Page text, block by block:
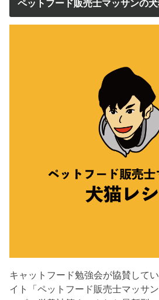
ペットフード販売士マッサンの
キャットフード勉強会が協賛して
イト「ペットフード販売士マッサ